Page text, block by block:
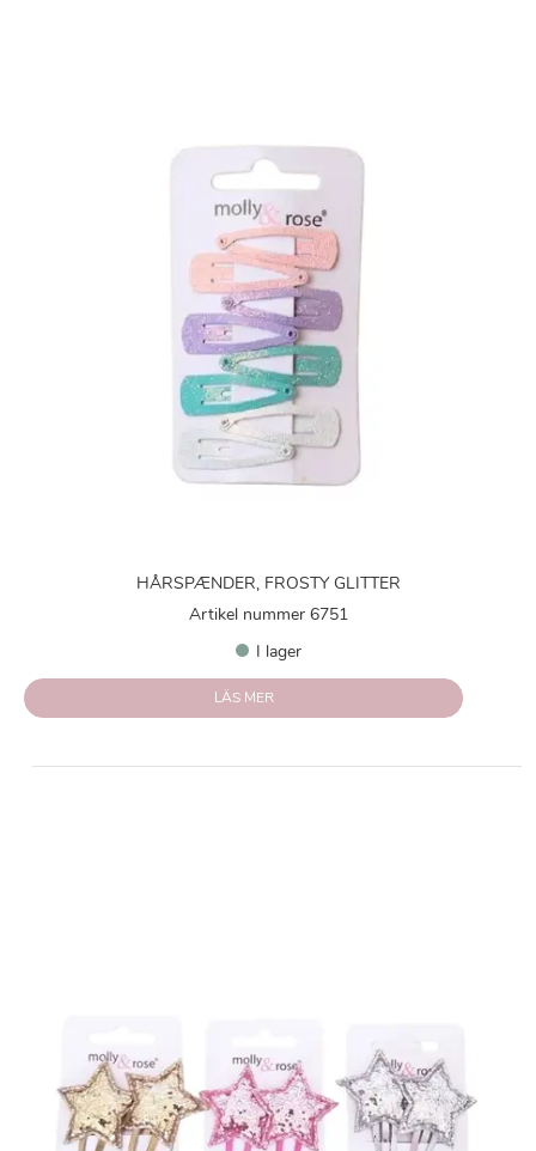
HÅRSPÆNDER, FROSTY GLITTER
Artikel nummer 6751
I lager
LÄS MER